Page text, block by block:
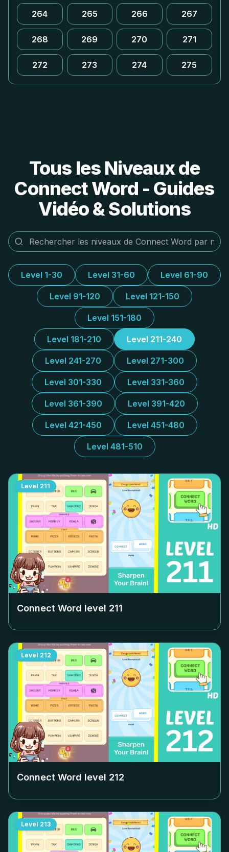
264 265 266 267
268 269 270 271
272 273 274 275
Tous les Niveaux de
Connect Word - Guides
Vidéo & Solutions
Level 1-30 Level 31-60 Level 61-90
Level 91-120 Level 121-150
Level 151-180
Level 181-210 Level 211-240
Level 241-270 Level 271-300
Level 301-330 Level 331-360
Level 361-390 Level 391-420
Level 421-450 Level 451-480
Level 481-510
Level 211
Connect Word level 211
Level 212
Connect Word level 212
Level 213